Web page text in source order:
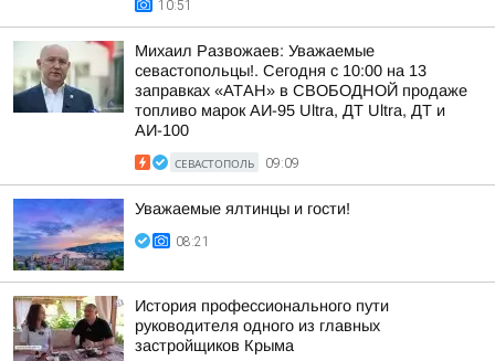
10:51
Михаил Развожаев: Уважаемые
севастопольцы!. Сегодня с 10:00 на 13
заправках «АТАН» в СВОБОДНОЙ продаже
топливо марок АИ-95 Ultra, ДТ Ultra, ДТ и
АИ-100
СЕВАСТОПОЛЬ 09:09
Уважаемые ялтинцы и гости!
08:21
История профессионального пути
руководителя одного из главных
застройщиков Крыма